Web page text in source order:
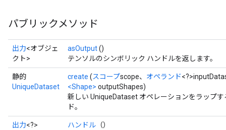
パブリックメソッド
出力<オブジェ
クト>
asOutput()
テンソルのシンボリック ハンドルを返します。
静的
UniqueDataset
create (スコープscope、 オペランド
<Shape> outputShapes)
新しい UniqueDataset オペレーションをラップ
ド。
出力<?> ハンドル （）